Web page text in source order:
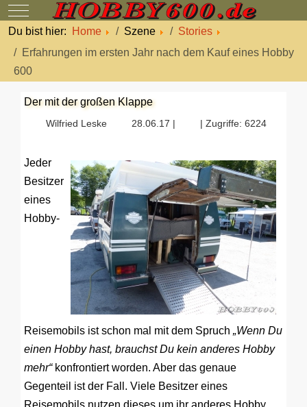
Mobile Menu Toggle
Du bist hier:
Home Szene
Stories
Erfahrungen im ersten Jahr nach dem Kauf eines Hobby
600
Der mit der großen Klappe
Wilfried Leske 28.06.17 | | Zugriffe: 6224
Jeder
Besitzer
eines
Hobby-
Reisemobils ist schon mal mit dem Spruch „Wenn Du
einen Hobby hast, brauchst Du kein anderes Hobby
mehr“konfrontiert worden. Aber das genaue
Gegenteil ist der Fall. Viele Besitzer eines
Reisemobils nutzen dieses um ihr anderes Hobby